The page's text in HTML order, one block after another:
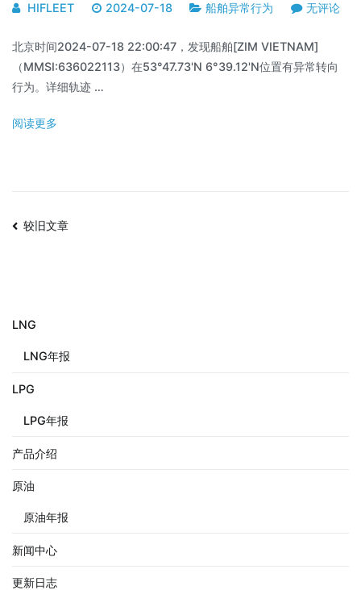
HIFLEET 2024-07-18 船舶异常行为 无评论
北京时间2024-07-18 22:00:47，发现船舶[ZIM VIETNAM]
（MMSI:636022113）在53°47.73'N 6°39.12'N位置有异常转向
行为。详细轨迹 …
阅读更多
较旧文章
LNG
LNG年报
LPG
LPG年报
产品介绍
原油
原油年报
新闻中心
更新日志